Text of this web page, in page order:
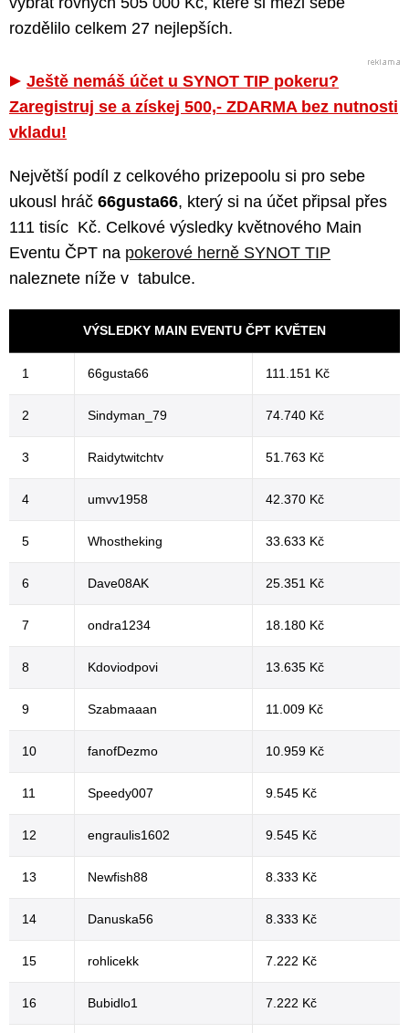
rozdělilo celkem 27 nejlepších.
Ještě nemáš účet u SYNOT TIP pokeru?
Zaregistruj se a získej 500,- ZDARMA bez nutnosti
vkladu!
Největší podíl z celkového prizepoolu si pro sebe
ukousl hráč 66gusta66, který si na účet připsal přes
111 tisíc Kč. Celkové výsledky květnového Main
Eventu ČPT na pokerové herně SYNOT TIP
naleznete níže v tabulce.
VÝSLEDKY MAIN EVENTU ČPT KVĚTEN
1 66gusta66 111.151 Kč
2 Sindyman_79 74.740 Kč
3 Raidytwitchtv 51.763 Kč
4 umvv1958 42.370 Kč
5 Whostheking 33.633 Kč
6 Dave08AK 25.351 Kč
7 ondra1234 18.180 Kč
8 Kdoviodpovi 13.635 Kč
9 Szabmaaan 11.009 Kč
10 fanofDezmo 10.959 Kč
11 Speedy007 9.545 Kč
12 engraulis1602 9.545 Kč
13 Newfish88 8.333 Kč
14 Danuska56 8.333 Kč
15 rohlicekk 7.222 Kč
16 Bubidlo1 7.222 Kč